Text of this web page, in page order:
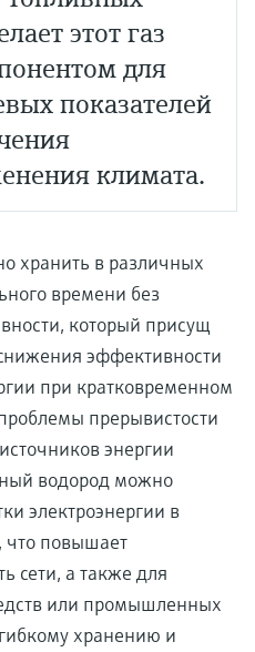
этот газ
для
показателей
климата.
хранить в различных
времени без
который присущ
эффективности
при кратковременном
прерывистости
энергии
водород можно
электроэнергии в
что повышает
сети, а также для
или промышленных
хранению и